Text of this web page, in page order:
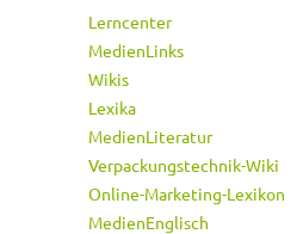
Lerncenter
MedienLinks
Wikis
Lexika
MedienLiteratur
Verpackungstechnik-Wiki
Online-Marketing-Lexikon
MedienEnglisch